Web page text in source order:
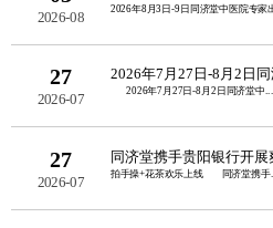
2026-08
27
2026-07
2026年7月27日-8月2日
2026年7月27日-8月2日同济堂中
27
2026-07
同济堂携手贵阳银行开
拍手操+花茶欢乐上线 同济堂携手